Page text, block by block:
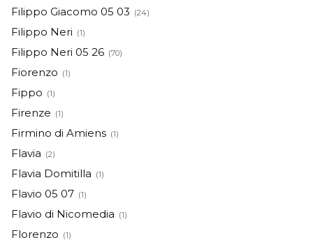
Filippo Giacomo 05 03 (24)
Filippo Neri (1)
Filippo Neri 05 26 (70)
Fiorenzo (1)
Fippo (1)
Firenze (1)
Firmino di Amiens (1)
Flavia (2)
Flavia Domitilla (1)
Flavio 05 07 (1)
Flavio di Nicomedia (1)
Florenzo (1)